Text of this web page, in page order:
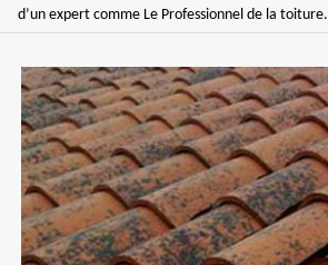
d’un expert comme Le Professionnel de la toiture.